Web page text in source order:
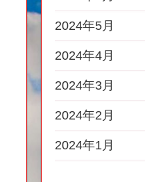
2024年5月
2024年4月
2024年3月
2024年2月
2024年1月